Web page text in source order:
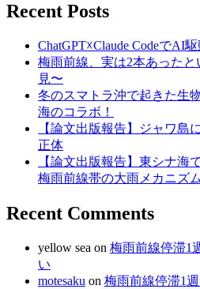
Recent Posts
ChatGPT☓Claude CodeでAI
梅雨前線、実は2本あった
見〜
冬のスマトラ沖で起きた生
海のコラボ！
【論文出版報告】ジャワ島
正体
【論文出版報告】東シナ海
梅雨前線帯の大雨メカニズム
Recent Comments
yellow sea on 梅雨前線停滞1
い
motesaku on 梅雨前線停滞1